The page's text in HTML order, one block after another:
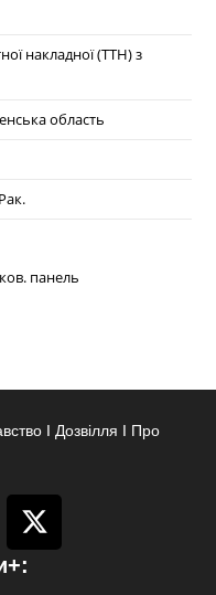
накладної (ТТН) з
область
Ι Дозвілля Ι Про